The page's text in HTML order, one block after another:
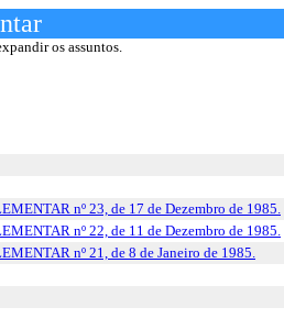
os assuntos.
nº 23, de 17 de Dezembro de 1985.
nº 22, de 11 de Dezembro de 1985.
nº 21, de 8 de Janeiro de 1985.